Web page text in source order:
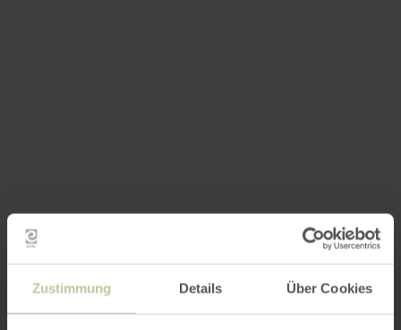
Zustimmung Details Über Cookies